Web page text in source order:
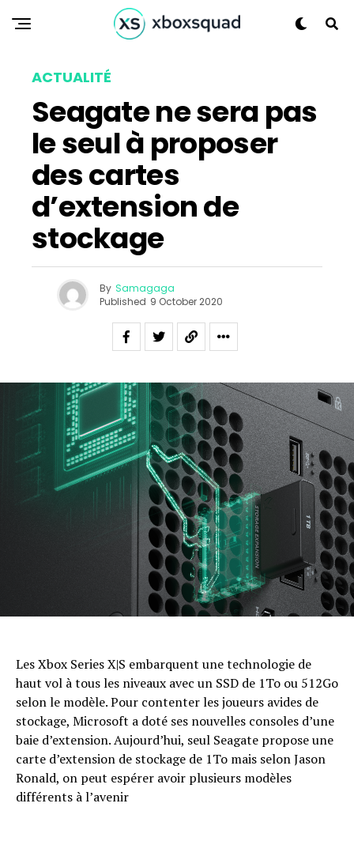
ACTUALITÉ
Seagate ne sera pas
le seul à proposer
des cartes
d’extension de
stockage
By Samagaga
Published 9 October 2020
Les Xbox Series X|S embarquent une technologie de
haut vol à tous les niveaux avec un SSD de 1To ou 512Go
selon le modèle. Pour contenter les joueurs avides de
stockage, Microsoft a doté ses nouvelles consoles d’une
baie d’extension. Aujourd’hui, seul Seagate propose une
carte d’extension de stockage de 1To mais selon Jason
Ronald, on peut espérer avoir plusieurs modèles
différents à l’avenir
Flipboard
Pinterest
Whatsapp
Email